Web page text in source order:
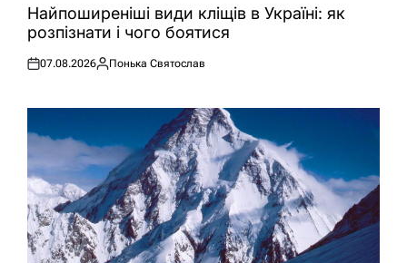
УНайпоширеніші види кліщів в Україні: як
розпізнати і чого боятися
Оприлюднено
07.08.2026
Опубліковано
Понька Святослав